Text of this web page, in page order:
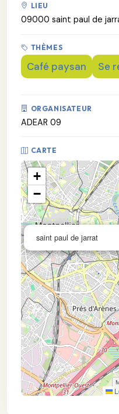
LIEU
09000 saint paul de
THÈMES
Café paysan Se
ORGANISATEUR
ADEAR 09
CARTE
saint paul de jarrat
+
−